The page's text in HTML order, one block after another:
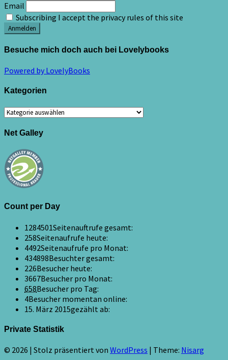
Email
Subscribing I accept the privacy rules of this site
Besuche mich doch auch bei Lovelybooks
Powered by LovelyBooks
Kategorien
Kategorien
Net Galley
Count per Day
1284501Seitenauftrufe gesamt:
258Seitenaufrufe heute:
4492Seitenaufrufe pro Monat:
434898Besuchter gesamt:
226Besucher heute:
3667Besucher pro Monat:
658Besucher pro Tag:
4Besucher momentan online:
15. März 2015gezählt ab:
Private Statistik
© 2026 | Stolz präsentiert von WordPress | Theme: Nisarg